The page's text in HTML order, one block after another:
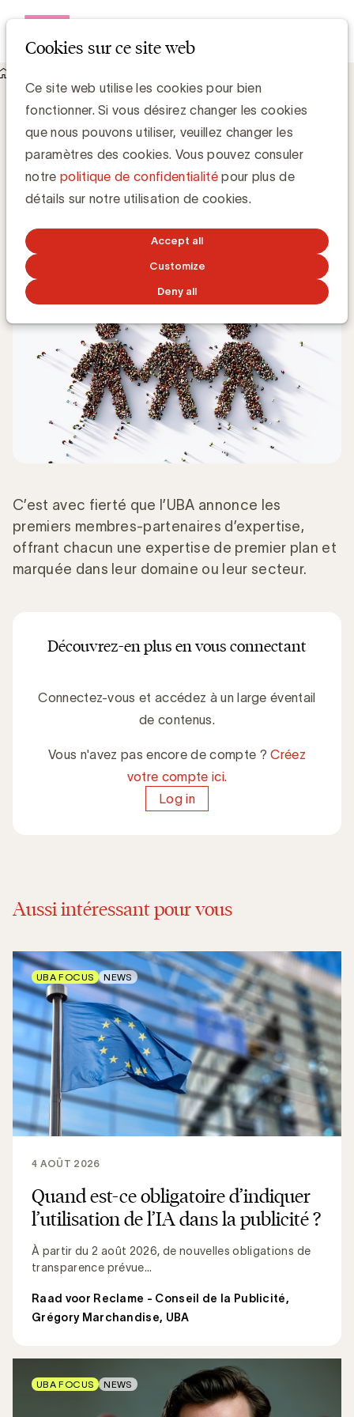
Cookies sur ce site web
Ce site web utilise les cookies pour bien
fonctionner. Si vous désirez changer les cookies
que nous pouvons utiliser, veuillez changer les
paramètres des cookies. Vous pouvez consuler
notre politique de confidentialitépour plus de
détails sur notre utilisation de cookies.
Accept all
Customize
Deny all
L’UBA va plus loin en 2021. Les premiers membres experts ont
rejoint l’UBA.
L’UBA va plus loin en 2021. Les premiers
membres experts ont rejoint l’UBA.
Gerd De Kee, Expert Strategy & Branding
4 JANVIER 2021
C’est avec fierté que l’UBA annonce les
premiers membres-partenaires d’expertise,
offrant chacun une expertise de premier plan et
marquée dans leur domaine ou leur secteur.
Découvrez-en plus en vous connectant
Connectez-vous et accédez à un large éventail
de contenus.
Vous n'avez pas encore de compte ?Créez
votre compte ici.
Log in
Aussi intéressant pour vous
Quand est-ce obligatoire d’indiquer
l’utilisation de l’IA dans la publicité ?
À partir du 2 août 2026, de nouvelles obligations de
transparence prévue...
4 AOÛT 2026
Raad voor Reclame - Conseil de la Publicité,
Grégory Marchandise, UBA
UBA FOCUS NEWS
UBA FOCUS NEWS